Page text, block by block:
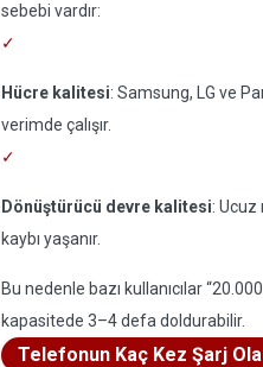
sebebi vardır:
Hücre kalitesi: Samsung, LG ve
verimde çalışır.
Dönüştürücü devre kalitesi:
kaybı yaşanır.
Bu nedenle bazı kullanıcılar
kapasitede 3–4 defa doldurabilir.
Telefonun Kaç Kez Şarj